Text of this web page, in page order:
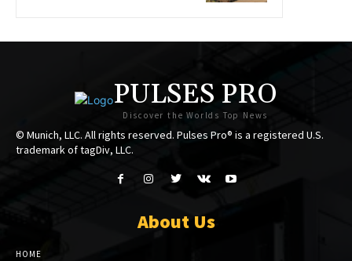
PULSES PRO
Discover the Worlds Top News
© Munich, LLC. All rights reserved. Pulses Pro® is a registered U.S.
trademark of tagDiv, LLC.
About Us
HOME